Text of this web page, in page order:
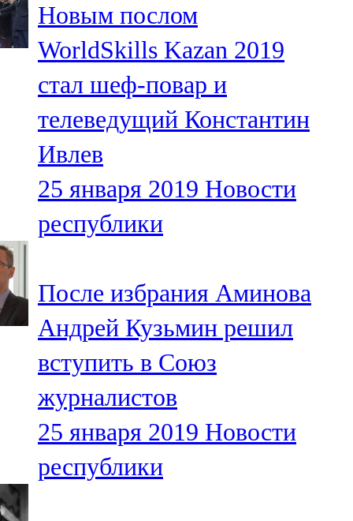
106,1 FM
Кама тамагы
71,51 FM
Кукмара
107,9 FM
Лениногорский
102,1 FM
106,2 FM
Минзәлә
107,3 FM
Мөслим
100,0 FM
Нурлат
Новым послом
WorldSkills Kazan 2019
стал шеф-повар и
телеведущий Константин
Ивлев
25 января 2019 Новости
республики
После избрания Аминова
Андрей Кузьмин решил
вступить в Союз
журналистов
25 января 2019 Новости
республики